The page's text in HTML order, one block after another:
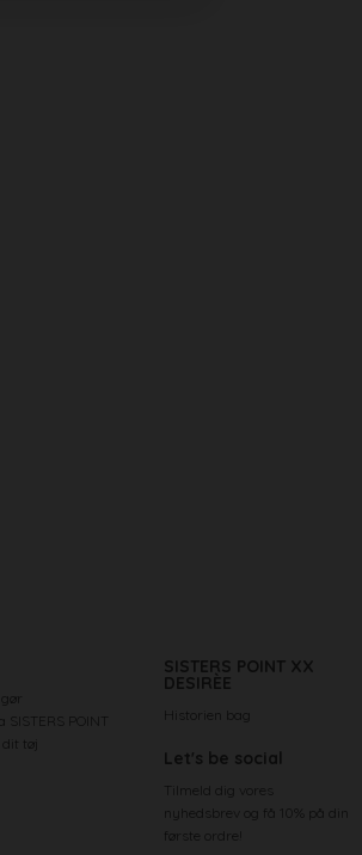
SISTERS POINT
dit tøj
SISTERS POINT XX
DESIRÈE
Historien bag
Let's be social
Tilmeld dig vores
nyhedsbrev og få 10% på din
første ordre!